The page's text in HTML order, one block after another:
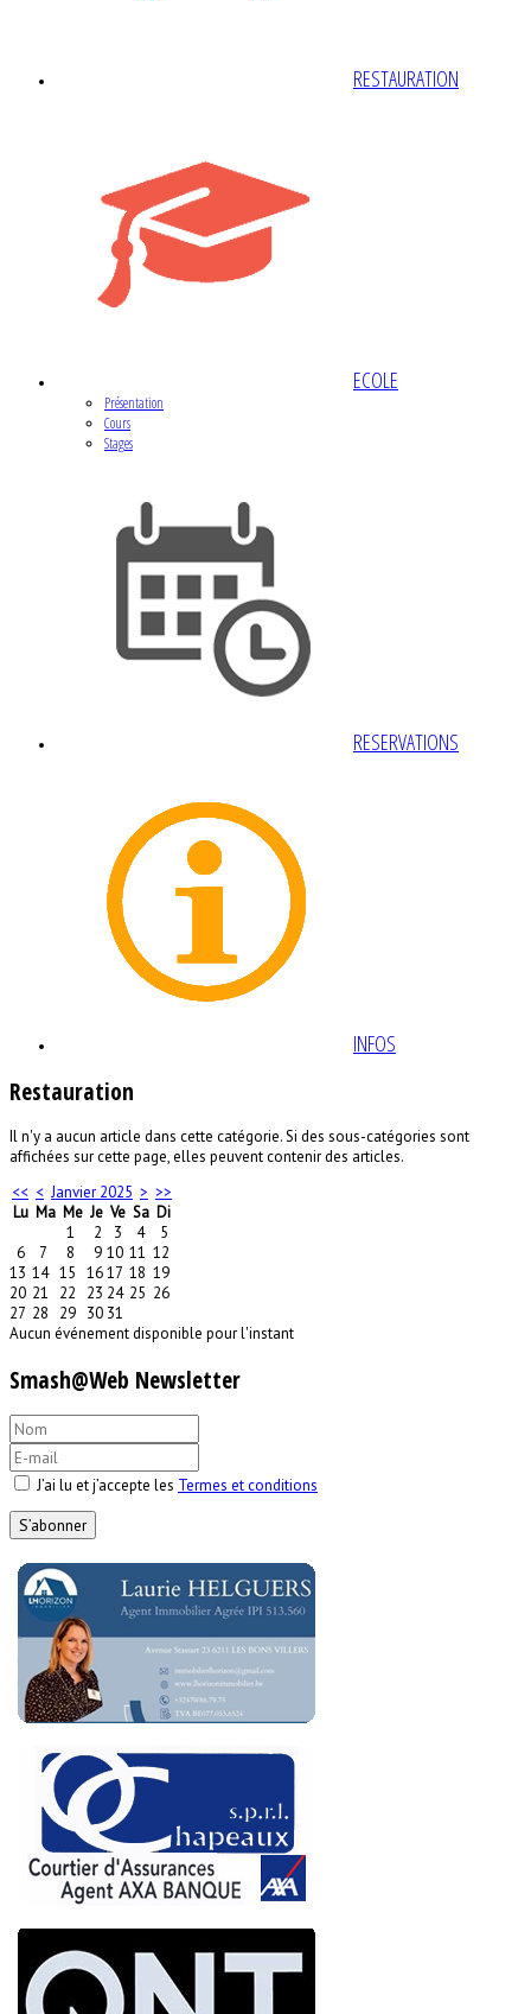
RESTAURATION
ECOLE
Présentation
Cours
Stages
RESERVATIONS
INFOS
Restauration
Il n'y a aucun article dans cette catégorie. Si des sous-catégories sont
affichées sur cette page, elles peuvent contenir des articles.
<< < Janvier 2025 > >>
Lu Ma Me Je Ve Sa Di
1
2 3 4
5
6
7 8 9 10 11 12
13 14 15 1617 18 19
20 21 22 23 24 25 26
27 28 29 30 31
Aucun événement disponible pour l'instant
Smash@Web Newsletter
J’ai lu et j’accepte les Termes et conditions